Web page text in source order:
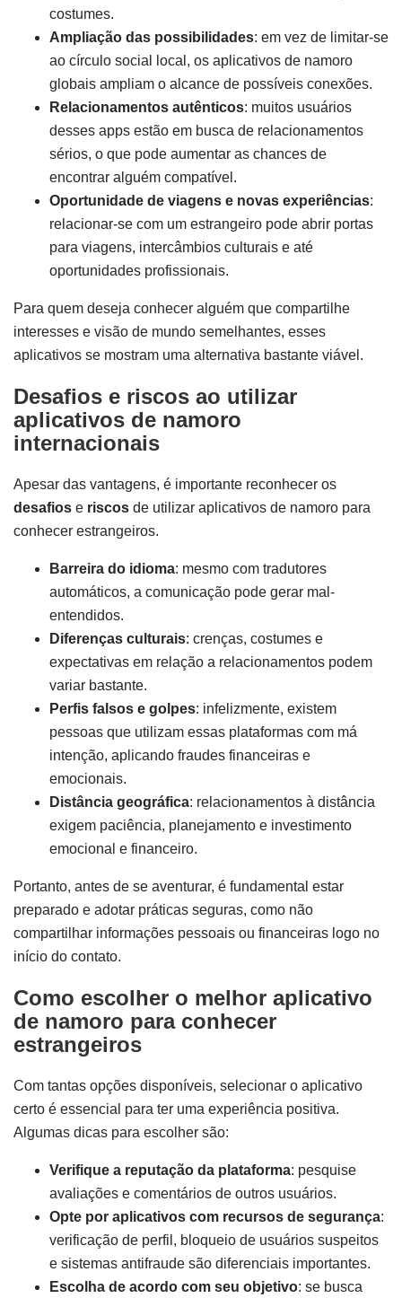
costumes.
Ampliação das possibilidades: em vez de limitar-se
ao círculo social local, os aplicativos de namoro
globais ampliam o alcance de possíveis conexões.
Relacionamentos autênticos: muitos usuários
desses apps estão em busca de relacionamentos
sérios, o que pode aumentar as chances de
encontrar alguém compatível.
Oportunidade de viagens e novas experiências:
relacionar-se com um estrangeiro pode abrir portas
para viagens, intercâmbios culturais e até
oportunidades profissionais.
Para quem deseja conhecer alguém que compartilhe
interesses e visão de mundo semelhantes, esses
aplicativos se mostram uma alternativa bastante viável.
Desafios e riscos ao utilizar
aplicativos de namoro
internacionais
Apesar das vantagens, é importante reconhecer os
desafios e riscos de utilizar aplicativos de namoro para
conhecer estrangeiros.
Barreira do idioma: mesmo com tradutores
automáticos, a comunicação pode gerar mal-
entendidos.
Diferenças culturais: crenças, costumes e
expectativas em relação a relacionamentos podem
variar bastante.
Perfis falsos e golpes: infelizmente, existem
pessoas que utilizam essas plataformas com má
intenção, aplicando fraudes financeiras e
emocionais.
Distância geográfica: relacionamentos à distância
exigem paciência, planejamento e investimento
emocional e financeiro.
Portanto, antes de se aventurar, é fundamental estar
preparado e adotar práticas seguras, como não
compartilhar informações pessoais ou financeiras logo no
início do contato.
Como escolher o melhor aplicativo
de namoro para conhecer
estrangeiros
Com tantas opções disponíveis, selecionar o aplicativo
certo é essencial para ter uma experiência positiva.
Algumas dicas para escolher são:
Verifique a reputação da plataforma: pesquise
avaliações e comentários de outros usuários.
Opte por aplicativos com recursos de segurança:
verificação de perfil, bloqueio de usuários suspeitos
e sistemas antifraude são diferenciais importantes.
Escolha de acordo com seu objetivo: se busca